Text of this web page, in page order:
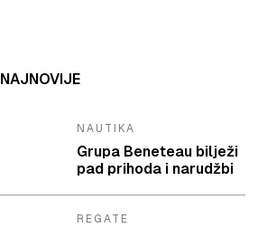
NAJNOVIJE
NAUTIKA
Grupa Beneteau bilježi
pad prihoda i narudžbi
REGATE